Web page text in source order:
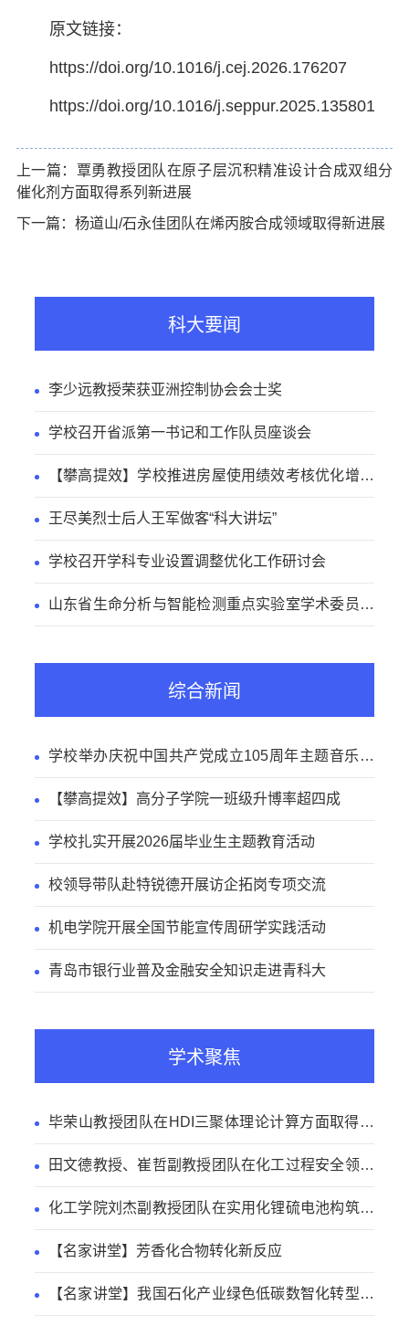
原文链接：
https://doi.org/10.1016/j.cej.2026.176207
https://doi.org/10.1016/j.seppur.2025.135801
上一篇：覃勇教授团队在原子层沉积精准设计合成双组分
催化剂方面取得系列新进展
下一篇：杨道山/石永佳团队在烯丙胺合成领域取得新进展
科大要闻
李少远教授荣获亚洲控制协会会士奖
学校召开省派第一书记和工作队员座谈会
【攀高提效】学校推进房屋使用绩效考核优化增效
王尽美烈士后人王军做客“科大讲坛”
学校召开学科专业设置调整优化工作研讨会
山东省生命分析与智能检测重点实验室学术委员会
综合新闻
学校举办庆祝中国共产党成立105周年主题音乐党
【攀高提效】高分子学院一班级升博率超四成
学校扎实开展2026届毕业生主题教育活动
校领导带队赴特锐德开展访企拓岗专项交流
机电学院开展全国节能宣传周研学实践活动
青岛市银行业普及金融安全知识走进青科大
学术聚焦
毕荣山教授团队在HDI三聚体理论计算方面取得新
田文德教授、崔哲副教授团队在化工过程安全领域
化工学院刘杰副教授团队在实用化锂硫电池构筑方
【名家讲堂】芳香化合物转化新反应
【名家讲堂】我国石化产业绿色低碳数智化转型路